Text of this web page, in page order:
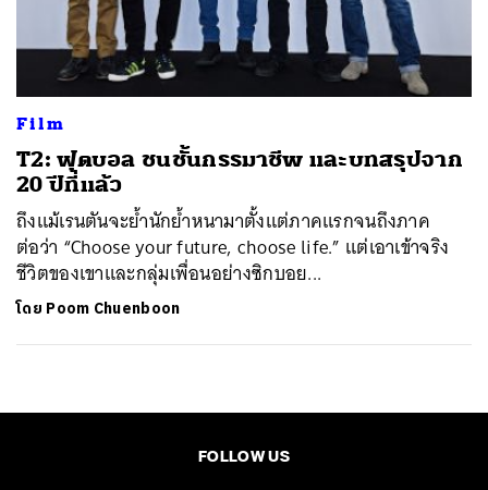
Film
T2: ฟุตบอล ชนชั้นกรรมาชีพ และบทสรุปจาก
20 ปีที่แล้ว
ถึงแม้เรนตันจะย้ำนักย้ำหนามาตั้งแต่ภาคแรกจนถึงภาค
ต่อว่า “Choose your future, choose life.” แต่เอาเข้าจริง
ชีวิตของเขาและกลุ่มเพื่อนอย่างซิกบอย...
โดย Poom Chuenboon
FOLLOW US
SHARE LINE EMAIL